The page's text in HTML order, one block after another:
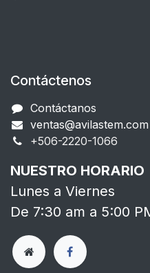
Contáctenos
Contáctanos
ventas@avilastem.com
+506-2220-1066​
NUESTRO HORARIO
Lunes a Viernes
De 7:30 am a 5:00